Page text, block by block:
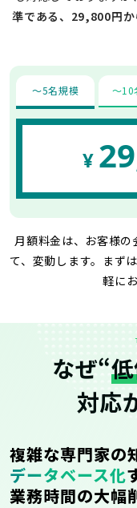
準である、29,800円か
〜5名規模 〜10
¥
月額料金は、お客様
て、変動します。 まず
軽に
なぜ“
対応
複雑な専門家の
データベース化
業務時間の大幅